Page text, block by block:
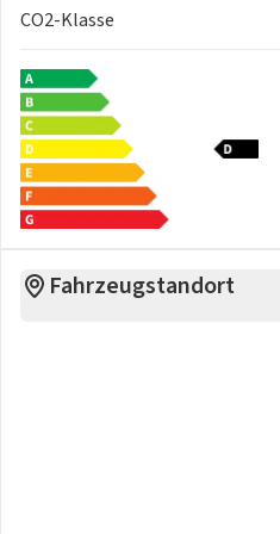
CO2-Klasse
Fahrzeugstandort